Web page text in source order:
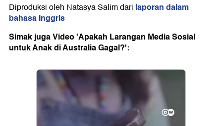
Diproduksi oleh Natasya Salim dari laporan dalam
bahasa Inggris
Simak juga Video 'Apakah Larangan Media Sosial
untuk Anak di Australia Gagal?':